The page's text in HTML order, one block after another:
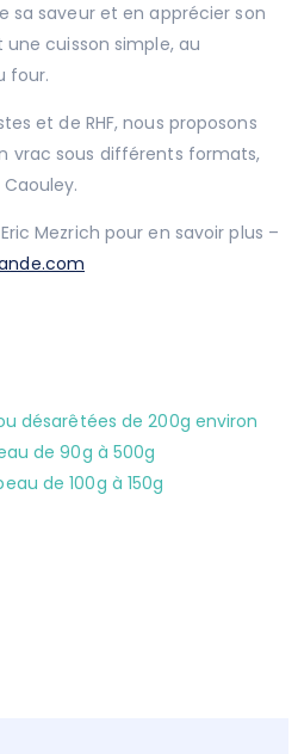
sa saveur et en apprécier son
cuisson simple, au
four.
et de RHF, nous proposons
vrac sous différents formats,
Mezrich pour en savoir plus –
désarêtées de 200g environ
de 90g à 500g
de 100g à 150g